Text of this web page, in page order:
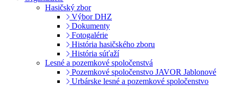
Hasičský zbor
Výbor DHZ
Dokumenty
Fotogalérie
História hasičského zboru
História súťaží
Lesné a pozemkové spoločenstvá
Pozemkové spoločenstvo JAVOR Jablonové
Urbárske lesné a pozemkové spoločenstvo